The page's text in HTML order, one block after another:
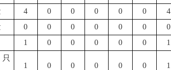
4 0 0 0 0 0
4
0 0 0 0 0 0 0
1 0 0 0 0 0
1
1 0 0 0 0 0 1